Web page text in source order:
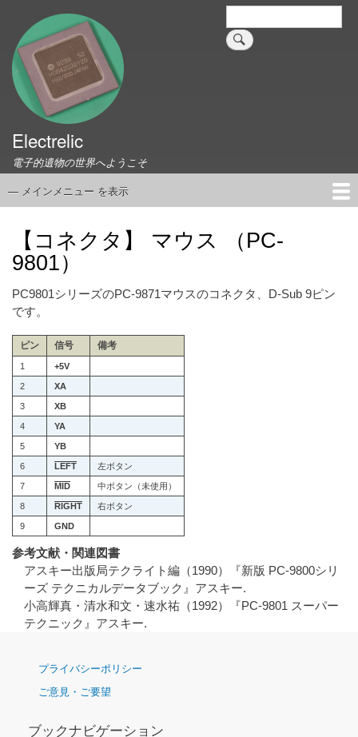
検
索
Electrelic
電子的遺物の世界へようこそ
メ
— メインメニュー を表示
ホーム
EMILY Board
Universal Monitor
コネクタ資料集
このサイトについて
リンク集
【コネクタ】 マウス （PC-
9801）
PC9801シリーズのPC-9871マウスのコネクタ、D-Sub 9ピン
です。
ピン 信号 備考
1 +5V
2 XA
3 XB
4 YA
5 YB
6 LEFT 左ボタン
7 MID 中ボタン（未使用）
8 RIGHT 右ボタン
9 GND
参考文献・関連図書
アスキー出版局テクライト編（1990）『新版 PC-9800シリ
ーズ テクニカルデータブック』アスキー.
小高輝真・清水和文・速水祐（1992）『PC-9801 スーパー
テクニック』アスキー.
ナ
ゲ
シ
プライバシーポリシー
ご意見・ご要望
ブックナビゲーション